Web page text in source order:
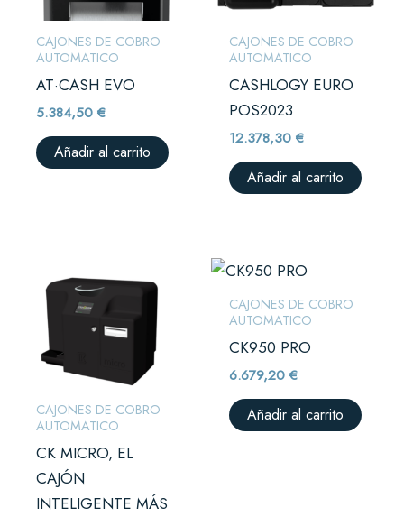
CAJONES DE COBRO
AUTOMATICO
AT·CASH EVO
5.384,50€
Añadir al carrito
CAJONES DE COBRO
AUTOMATICO
CASHLOGY EURO
POS2023
12.378,30€
Añadir al carrito
CAJONES DE COBRO
AUTOMATICO
CK MICRO, EL
CAJÓN
INTELIGENTE MÁS
CAJONES DE COBRO
AUTOMATICO
CK950 PRO
6.679,20€
Añadir al carrito